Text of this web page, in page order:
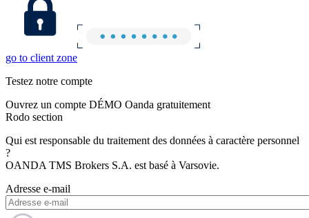
go to client zone
Testez notre compte
Ouvrez un compte DÉMO Oanda gratuitement
Rodo section
Qui est responsable du traitement des données à caractère personnel
?
OANDA TMS Brokers S.A. est basé à Varsovie.
Adresse e-mail